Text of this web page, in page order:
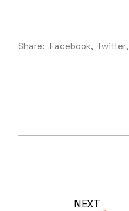
Share: Facebook Twitter
NEXT